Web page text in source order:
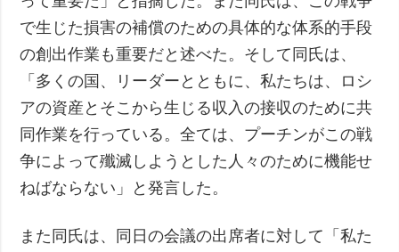
で生じた損害の補償のための具体的な体系的手段
の創出作業も重要だと述べた。そして同氏は、
「多くの国、リーダーとともに、私たちは、ロシ
アの資産とそこから生じる収入の接収のために共
同作業を行っている。全ては、プーチンがこの戦
争によって殲滅しようとした人々のために機能せ
ねばならない」と発言した。
また同氏は、同日の会議の出席者に対して「私た